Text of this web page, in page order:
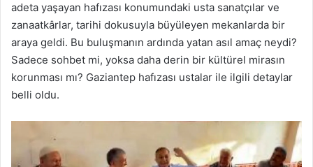
adeta yaşayan hafızası konumundaki usta sanatçılar ve
zanaatkârlar, tarihi dokusuyla büyüleyen mekanlarda bir
araya geldi. Bu buluşmanın ardında yatan asıl amaç neydi?
Sadece sohbet mi, yoksa daha derin bir kültürel mirasın
korunması mı? Gaziantep hafızası ustalar ile ilgili detaylar
belli oldu.